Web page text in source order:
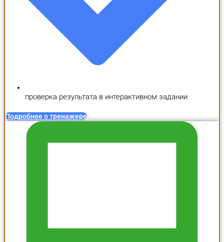
проверка результата в интерактивном задании
Подробнее о тренажере